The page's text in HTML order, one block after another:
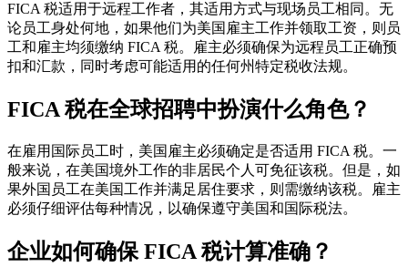
FICA 税适用于远程工作者，其适用方式与现场员工相同。无
论员工身处何地，如果他们为美国雇主工作并领取工资，则员
工和雇主均须缴纳 FICA 税。雇主必须确保为远程员工正确预
扣和汇款，同时考虑可能适用的任何州特定税收法规。
FICA 税在全球招聘中扮演什么角色？
在雇用国际员工时，美国雇主必须确定是否适用 FICA 税。一
般来说，在美国境外工作的非居民个人可免征该税。但是，如
果外国员工在美国工作并满足居住要求，则需缴纳该税。雇主
必须仔细评估每种情况，以确保遵守美国和国际税法。
企业如何确保 FICA 税计算准确？